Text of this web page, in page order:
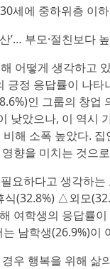
세에 중하위층 이
’… 부모·절친보다
어떻게 생각하고
긍정 응답률이 나
인 그룹의 창
낮았으나, 이 역시
해 소폭 높았다.
향을 미치는 것으
요하다고 생각하
(32.8%) △외모
여학생의 응답률
는 남학생(26.9%)
우 행복을 위해 삶